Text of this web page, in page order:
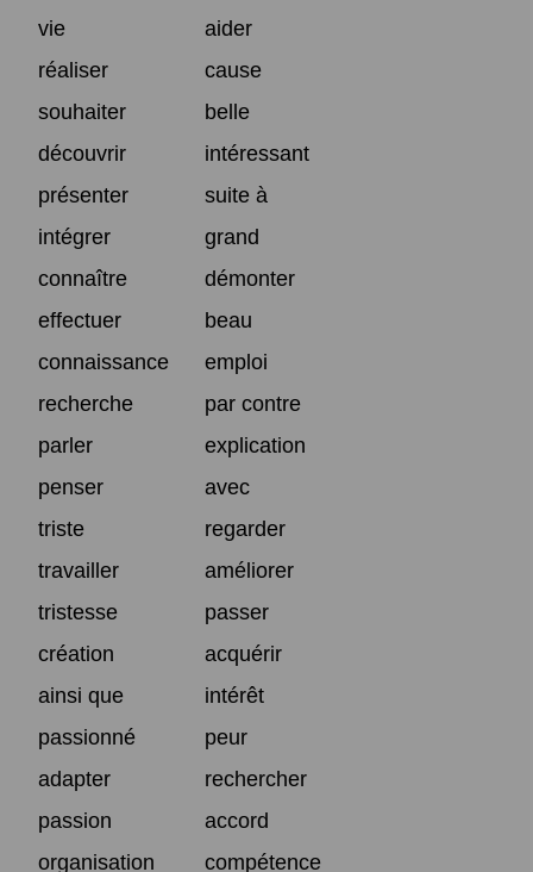
vie
aider
réaliser
cause
souhaiter
belle
découvrir
intéressant
présenter
suite à
intégrer
grand
connaître
démonter
effectuer
beau
connaissance
emploi
recherche
par contre
parler
explication
penser
avec
triste
regarder
travailler
améliorer
tristesse
passer
création
acquérir
ainsi que
intérêt
passionné
peur
adapter
rechercher
passion
accord
organisation
compétence